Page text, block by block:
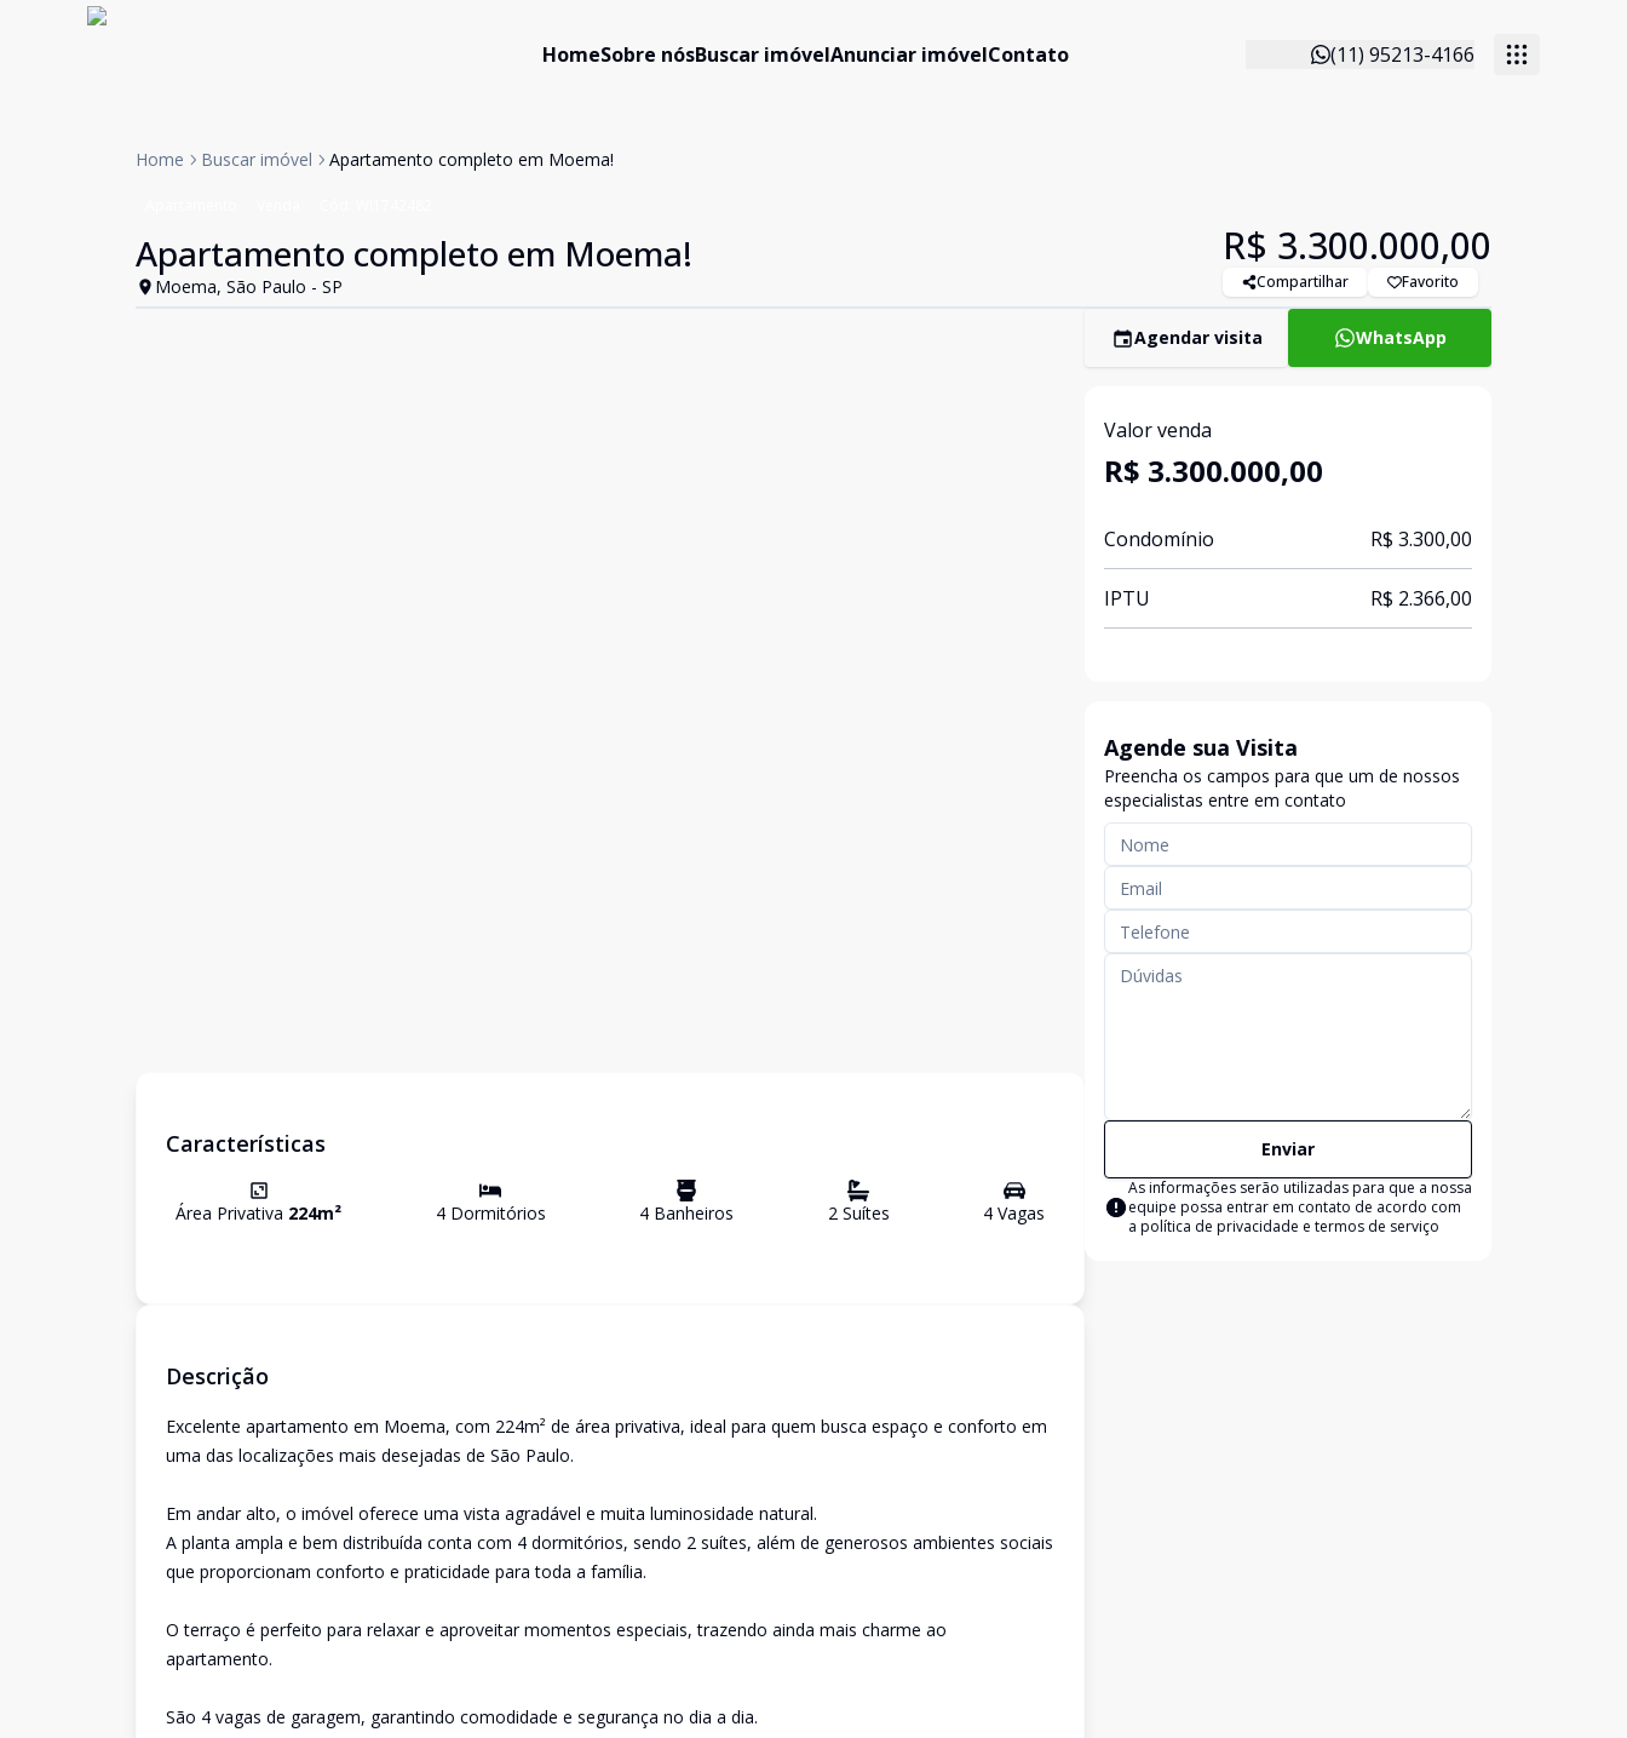
HomeSobre nósBuscar imóvelAnunciar imóvelContato (11) 95213-4166
Home Buscar imóvel Apartamento completo em Moema!
Apartamento completo em Moema!
Moema, São Paulo - SP
R$ 3.300.000,00
Compartilhar Favorito
Características
Área Privativa 224m² 4Dormitórios 4 Banheiros 2Suítes 4 Vagas
Descrição
Excelente apartamento em Moema, com 224m² de área privativa, ideal para quem busca espaço e conforto em
uma das localizações mais desejadas de São Paulo.
Em andar alto, o imóvel oferece uma vista agradável e muita luminosidade natural.
A planta ampla e bem distribuída conta com 4 dormitórios, sendo 2 suítes, além de generosos ambientes sociais
que proporcionam conforto e praticidade para toda a família.
O terraço é perfeito para relaxar e aproveitar momentos especiais, trazendo ainda mais charme ao
apartamento.
São 4 vagas de garagem, garantindo comodidade e segurança no dia a dia.
Agendar visita WhatsApp
Valor venda
R$ 3.300.000,00
Condomínio R$ 3.300,00
IPTU R$ 2.366,00
Agende sua Visita
Preencha os campos para que um de nossos
especialistas entre em contato
Enviar
As informações serão utilizadas para que a nossa
equipe possa entrar em contato de acordo com
a política de privacidade e termos de serviço